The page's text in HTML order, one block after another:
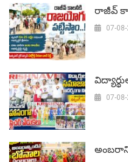
రాజీవ్
07-
07-